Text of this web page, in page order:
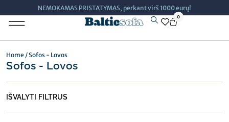
NEMOKAMAS PRISTATYMAS, perkant virš 1000 eurų!
0
Home / Sofos - Lovos
Sofos - Lovos
IŠVALYTI FILTRUS